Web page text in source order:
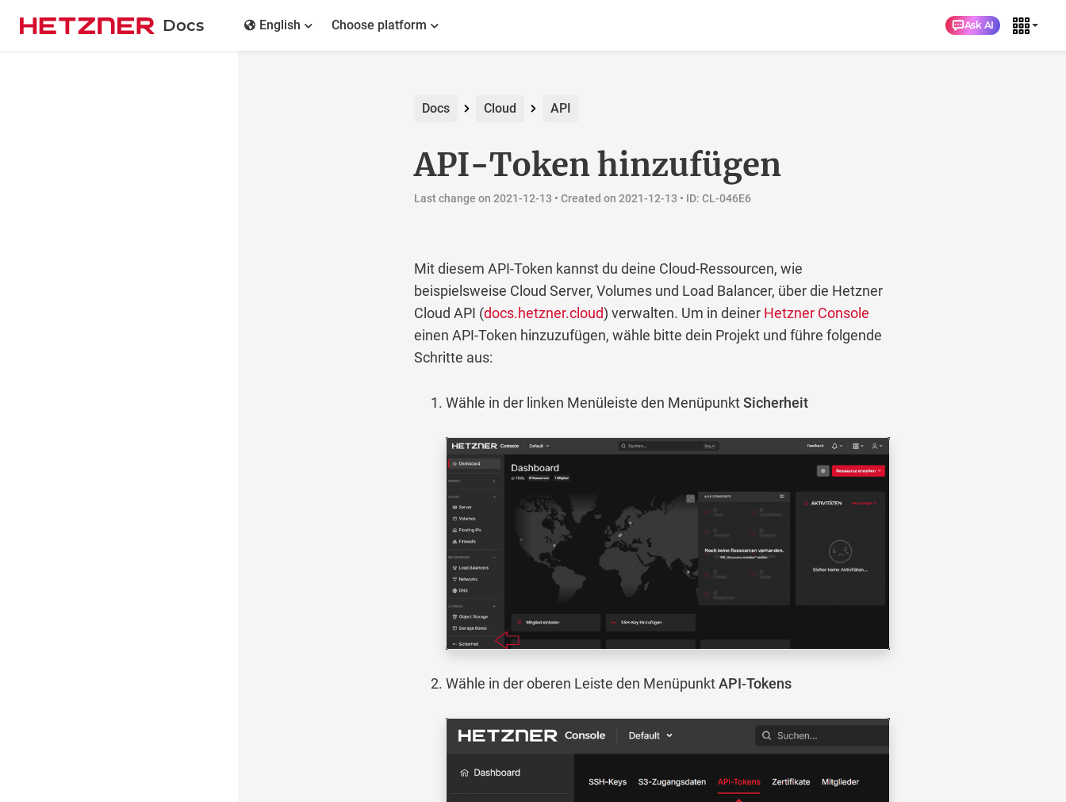
Docs English Choose platform Ask AI
Docs Cloud API
API-Token hinzufügen
Last change on 2021-12-13 • Created on 2021-12-13 • ID: CL-046E6
Mit diesem API-Token kannst du deine Cloud-Ressourcen, wie
beispielsweise Cloud Server, Volumes und Load Balancer, über die Hetzner
Cloud API (docs.hetzner.cloud) verwalten. Um in deiner Hetzner Console
einen API-Token hinzuzufügen, wähle bitte dein Projekt und führe folgende
Schritte aus:
Wähle in der linken Menüleiste den MenüpunktSicherheit
Wähle in der oberen Leiste den MenüpunktAPI-Tokens